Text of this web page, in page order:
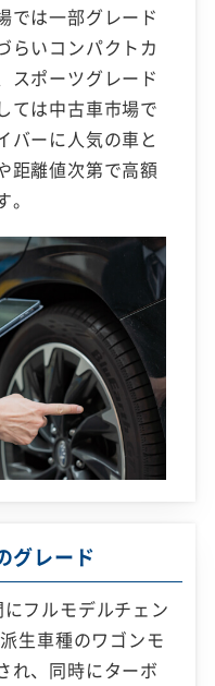
では一部グレード
らいコンパクトカ
スポーツグレード
ては中古車市場で
バーに人気の車と
距離値次第で高額
グレード
フルモデルチェン
生車種のワゴンモ
れ、同時にターボ